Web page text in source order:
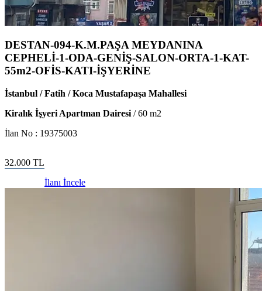
DESTAN-094-K.M.PAŞA MEYDANINA
CEPHELİ-1-ODA-GENİŞ-SALON-ORTA-1-KAT-
55m2-OFİS-KATI-İŞYERİNE
İstanbul / Fatih / Koca Mustafapaşa Mahallesi
Kiralık İşyeri Apartman Dairesi /60 m2
İlan No : 19375003
32.000 TL
İlanı İncele